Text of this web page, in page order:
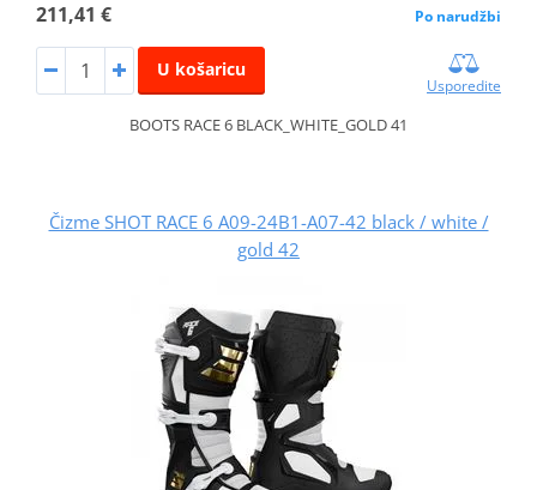
211,41 € Po narudžbi
U košaricu
Usporedite
BOOTS RACE 6 BLACK_WHITE_GOLD 41
Čizme SHOT RACE 6 A09-24B1-A07-42 black / white /
gold 42